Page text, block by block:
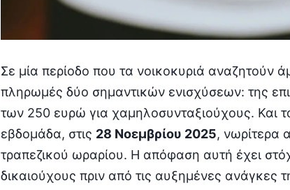
Σε μία περίοδο που τα νοικοκυριά αναζητούν
πληρωμές δύο σημαντικών ενισχύσεων: της
των 250 ευρώ για χαμηλοσυνταξιούχους. Και
εβδομάδα, στις 28 Νοεμβρίου 2025, νωρίτερα
τραπεζικού ωραρίου. Η απόφαση αυτή έχει
δικαιούχους πριν από τις αυξημένες ανάγκες